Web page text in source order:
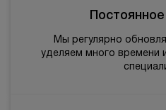
Мы регулярно
уделяем много времени